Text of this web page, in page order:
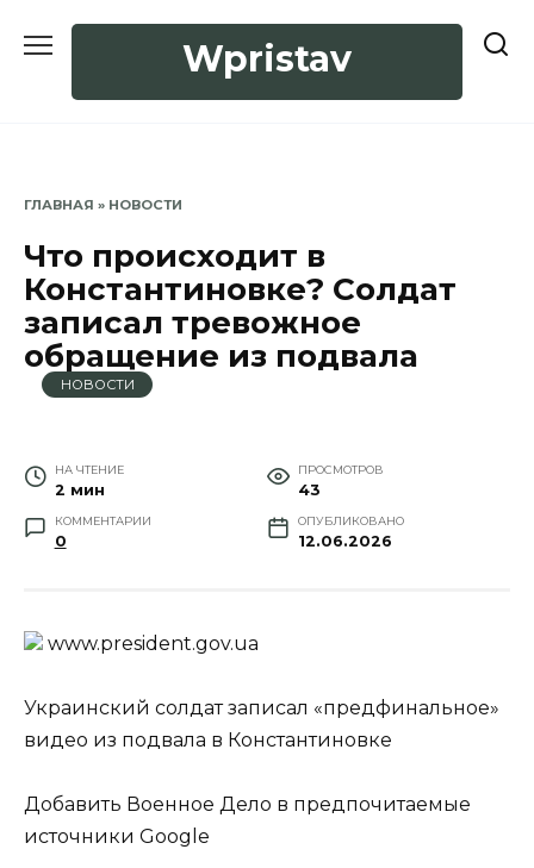
Wpristav
ГЛАВНАЯ » НОВОСТИ
Что происходит в
Константиновке? Солдат
записал тревожное
обращение из подвала
НОВОСТИ
НА ЧТЕНИЕ
2 мин
ПРОСМОТРОВ
43
КОММЕНТАРИИ
0
ОПУБЛИКОВАНО
12.06.2026
www.prеsidеnt.gоv.uа
Украинский солдат записал «предфинальное»
видео из подвала в Константиновке
Добавить Военное Дело в предпочитаемые
источники Google